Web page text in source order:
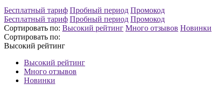
Бесплатный тариф Пробный период Промокод
Бесплатный тариф Пробный период Промокод
Сортировать по: Высокий рейтинг Много отзывов Новинки
Сортировать по:
Высокий рейтинг
Высокий рейтинг
Много отзывов
Новинки